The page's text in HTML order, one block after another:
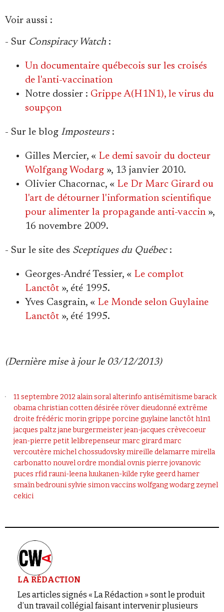
Voir aussi :
- Sur Conspiracy Watch :
Un documentaire québecois sur les croisés
de l'anti-vaccination
Notre dossier : Grippe A(H1N1), le virus du
soupçon
- Sur le blog Imposteurs:
Gilles Mercier, « Le demi savoir du docteur
Wolfgang Wodarg », 13 janvier 2010.
Olivier Chacornac, « Le Dr Marc Girard ou
l'art de détourner l'information scientifique
pour alimenter la propagande anti-vaccin»,
16 novembre 2009.
- Sur le site des Sceptiques du Québec:
Georges-André Tessier, « Le complot
Lanctôt », été 1995.
Yves Casgrain, « Le Monde selon Guylaine
Lanctôt », été 1995.
(Dernière mise à jour le 03/12/2013)
11 septembre 2012 alain soral alterinfo antisémitisme barack
obamachristian cottendésirée röverdieudonné extrême
droite frédéric moringrippe porcine guylaine lanctôth1n1
jacques paltz jane burgermeisterjean-jacques crèvecoeur
jean-pierre petitlelibrepenseurmarc girardmarc
vercoutère michel chossudovskymireille delamarre mirella
carbonatto nouvel ordre mondialovnis pierre jovanovic
puces rfidrauni-leena luukanen-kilde ryke geerd hamer
smaïn bedrounisylvie simonvaccins wolfgang wodarg zeynel
cekici
LA RÉDACTION
Les articles signés « La Rédaction » sont le produit
d’un travail collégial faisant intervenir plusieurs